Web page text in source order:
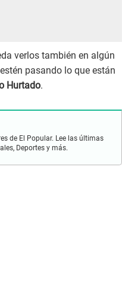
verlos también en algún
pasando lo que están
Hurtado.
de El Popular. Lee las últimas
Deportes y más.